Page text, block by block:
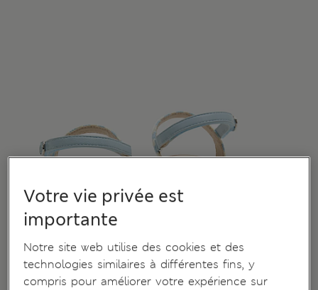
Votre vie privée est
importante
Notre site web utilise des cookies et des
technologies similaires à différentes fins, y
compris pour améliorer votre expérience sur